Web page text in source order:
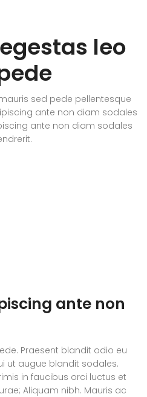
leo
sed pede pellentesque
ante non diam sodales
ante non diam sodales
ante non
Praesent blandit odio eu
ut augue blandit sodales.
in faucibus orci luctus et
Aliquam nibh. Mauris ac